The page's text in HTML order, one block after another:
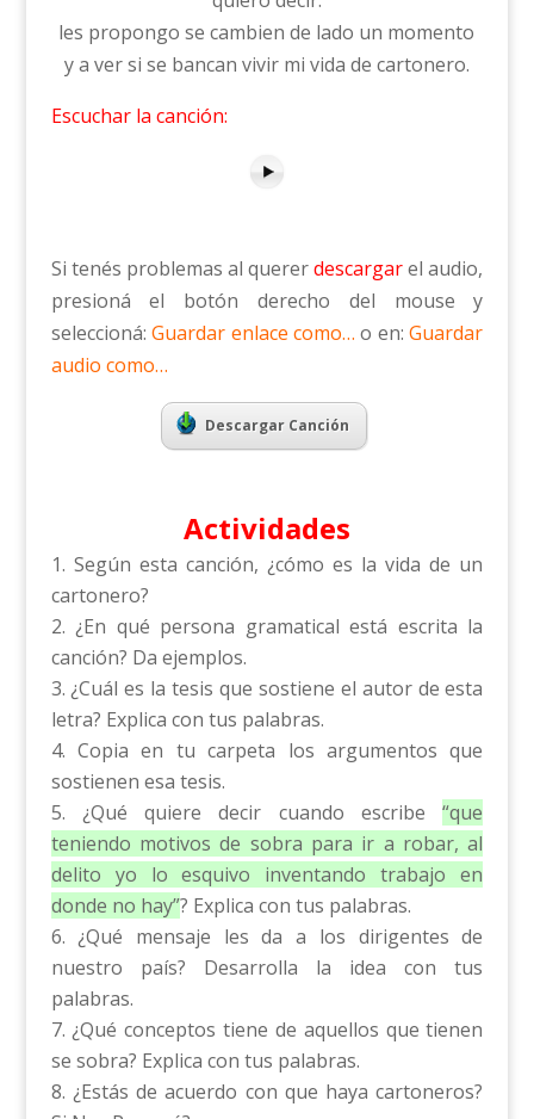
les propongo se cambien de lado un momento
y a ver si se bancan vivir mi vida de cartonero.
Escuchar la canción:
Si tenés problemas al quererdescargarel audio,
presioná el botón derecho del mouse y
seleccioná:Guardar enlace como… o en:Guardar
audio como…
Descargar Canción
Actividades
Según esta canción, ¿cómo es la vida de un
cartonero?
¿En qué persona gramatical está escrita la
canción? Da ejemplos.
¿Cuál es la tesis que sostiene el autor de esta
letra? Explica con tus palabras.
Copia en tu carpeta los argumentos que
sostienen esa tesis.
¿Qué quiere decir cuando escribe“que
teniendo motivos de sobra para ir a robar, al
delito yo lo esquivo inventando trabajo en
donde no hay”? Explica con tus palabras.
¿Qué mensaje les da a los dirigentes de
nuestro país? Desarrolla la idea con tus
palabras.
¿Qué conceptos tiene de aquellos que tienen
se sobra? Explica con tus palabras.
¿Estás de acuerdo con que haya cartoneros?